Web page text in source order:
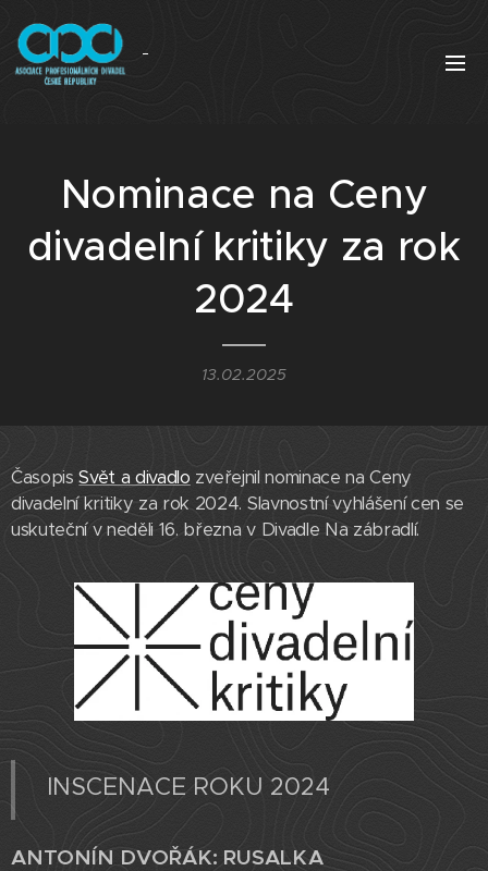
Nominace na Ceny
divadelní kritiky za rok
2024
13.02.2025
ČasopisSvět a divadlo zveřejnil nominace na Ceny
divadelní kritiky za rok 2024. Slavnostní vyhlášení cen se
uskuteční v neděli 16. března v Divadle Na zábradlí.
INSCENACE ROKU 2024
ANTONÍN DVOŘÁK: RUSALKA